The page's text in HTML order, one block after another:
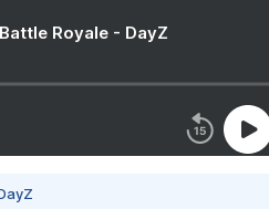
Royale - DayZ